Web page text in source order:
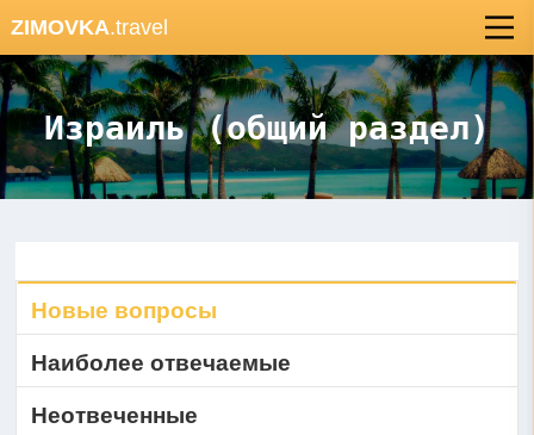
ZIMOVKA.travel
Израиль (общий раздел)
Новые вопросы
Наиболее отвечаемые
Неотвеченные